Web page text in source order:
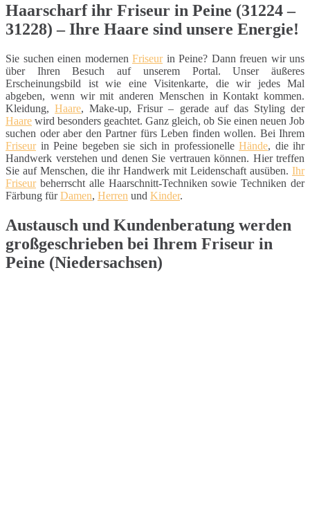
Haarscharf ihr Friseur in Peine (31224 –
31228) – Ihre Haare sind unsere Energie!
Sie suchen einen modernen Friseurin Peine? Dann freuen wir uns
über Ihren Besuch auf unserem Portal. Unser äußeres
Erscheinungsbild ist wie eine Visitenkarte, die wir jedes Mal
abgeben, wenn wir mit anderen Menschen in Kontakt kommen.
Kleidung,Haare, Make-up, Frisur – gerade auf das Styling der
Haare wird besonders geachtet. Ganz gleich, ob Sie einen neuen Job
suchen oder aber den Partner fürs Leben finden wollen. Bei Ihrem
Friseurin Peine begeben sie sich in professionelle Hände, die ihr
Handwerk verstehen und denen Sie vertrauen können. Hier treffen
Sie auf Menschen, die ihr Handwerk mit Leidenschaft ausüben. Ihr
Friseurbeherrscht alle Haarschnitt-Techniken sowie Techniken der
Färbung fürDamen, Herren und Kinder.
Austausch und Kundenberatung werden
großgeschrieben bei Ihrem Friseur in
Peine (Niedersachsen)